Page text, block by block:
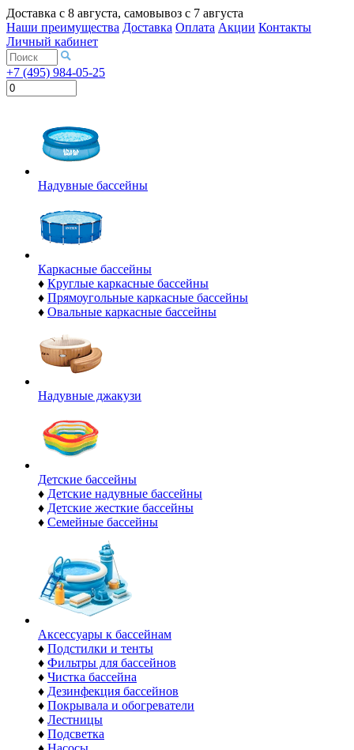
Доставка с 8 августа, самовывоз с 7 августа
Наши преимущества Доставка Оплата Акции Контакты
Личный кабинет
+7 (495) 984-05-25
Надувные бассейны
Каркасные бассейны
♦ Круглые каркасные бассейны
♦ Прямоугольные каркасные бассейны
♦ Овальные каркасные бассейны
Надувные джакузи
Детские бассейны
♦ Детские надувные бассейны
♦ Детские жесткие бассейны
♦ Семейные бассейны
Аксессуары к бассейнам
♦ Подстилки и тенты
♦ Фильтры для бассейнов
♦ Чистка бассейна
♦ Дезинфекция бассейнов
♦ Покрывала и обогреватели
♦ Лестницы
♦ Подсветка